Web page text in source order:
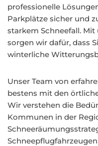
professionelle
Parkplätze sicher und
starkem Schneefall. Mit
sorgen wir dafür, dass
winterliche
Unser Team von
bestens mit den
Wir verstehen die
Kommunen in der